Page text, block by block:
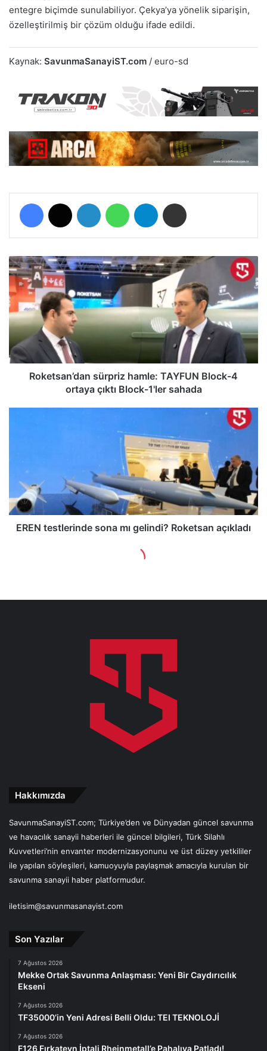
Hakkımızda
SavunmaSanayiST.com; Türkiye’den ve Dünyadan güncel savunma
ve havacılık sanayii haberleri ile güncel bilgileri, Türk Silahlı
Kuvvetleri’nin envanter modernizasyonunu ve üst düzey yetkililer
ile yapılan söyleşileri, kamuoyuyla paylaşmak amacıyla kurulan bir
savunma sanayii haber platformudur.
iletisim@savunmasanayist.com
Son Yazılar
7 Ağustos 2026
Mekke Ortak Savunma Anlaşması: Yeni Bir Caydırıcılık
Ekseni
7 Ağustos 2026
TF35000’in Yeni Adresi Belli Oldu: TEI TEKNOLOJİ
7 Ağustos 2026
F126 Fırkateyn İptali Rheinmetall’e Pahalıya Patladı!